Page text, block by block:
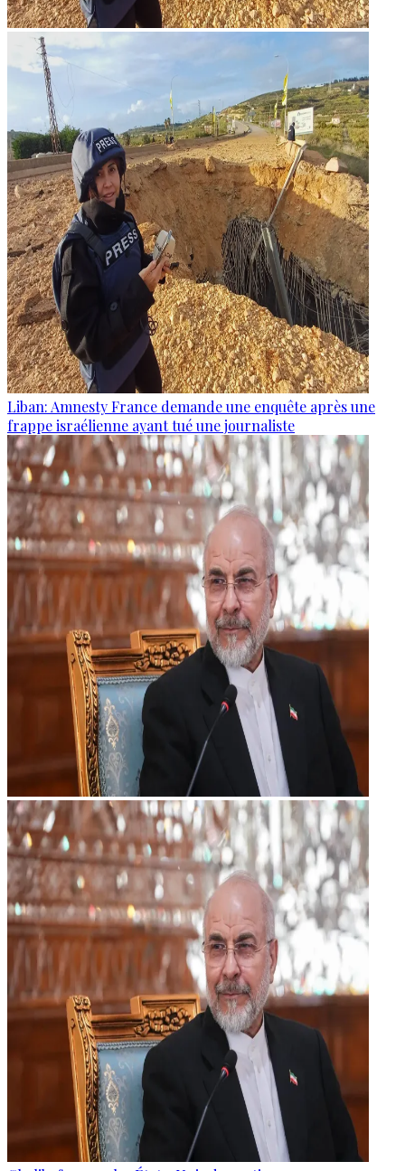
Liban: Amnesty France demande une enquête après une
frappe israélienne ayant tué une journaliste